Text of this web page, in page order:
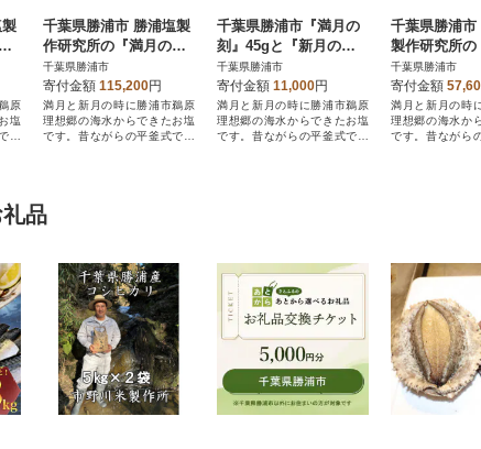
原
塩
真
千葉県勝浦市 勝浦塩製
作研究所の『満月の
刻』100gと『新月の
煌』100g 各10個セット
千葉県勝浦市
寄付金額 115,200円
満月と新月の時に勝浦市鵜原
理想郷の海水からできたお塩
です。昔ながらの平釜式で真
千葉県勝浦市『満月の
刻』45gと『新月の
煌』45gセット
千葉県勝浦市
寄付金額 11,000円
満月と新月の時に勝浦市鵜原
理想郷の海水からできたお塩
です。昔ながらの平釜式で真
千葉県勝浦
製作研究所の
刻』100gと
煌』100g 各
千葉県勝浦市
寄付金額
満月と新月の時
理想郷の海水か
です。昔ながら
品